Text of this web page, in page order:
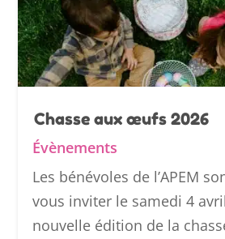
Chasse aux œufs 2026
Évènements
Les bénévoles de l’APEM
vous inviter le samedi 4
nouvelle édition de la